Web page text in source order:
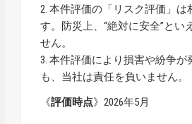
2. 本件評価の「リスク評価」は
す。防災上、“絶対に安全”とい
せん。
3. 本件評価により損害や紛争が
も、当社は責任を負いません。
《評価時点》2026年5月